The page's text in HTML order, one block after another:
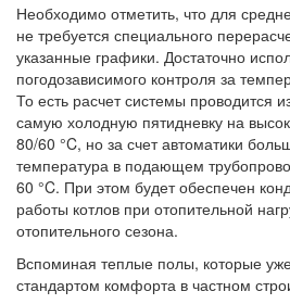
Необходимо отметить, что для
не требуется специального
указанные графики. Достаточно
погодозависимого контроля за
То есть расчет системы проводится
самую холодную пятидневку на
80/60 °C, но за счет автоматики
температура в подающем
60 °C. При этом будет обеспечен
работы котлов при отопительной
отопительного сезона.
Вспоминая теплые полы, которые
стандартом комфорта в частном